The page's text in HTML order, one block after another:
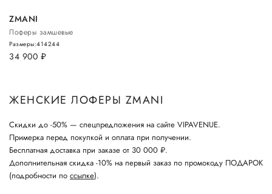
ZMANI
Лоферы замшевые
34 900 руб.
Размеры:414244
ЖЕНСКИЕ ЛОФЕРЫ ZMANI
Скидки до -50% — спецпредложения на сайте VIPAVENUE.
Примерка перед покупкой и оплата при получении.
Бесплатная доставка при заказе от 30 000 ₽.
Дополнительная скидка -10% на первый заказ по промокоду ПОДАРОК
(подробности по ссылке).